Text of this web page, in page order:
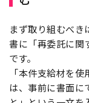
まず取り組むべ
書に「再委託に関
です。
「本件支給材を
は、事前に書面に